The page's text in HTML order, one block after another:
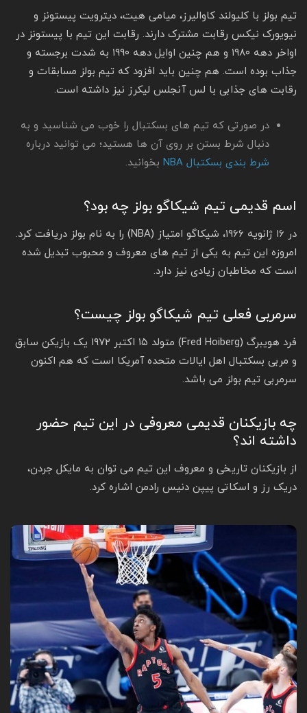
تیم بولز با کلیولند کاوالیرز، میامی هیت، دیترویت پیستونز و
نیویورک نیکس رقابت مشترک دارند. رقابت این تیم با پیستونز در
اواخر دهه ۱۹۸۰ و هم چنین اوایل دهه ۱۹۹۰ به شدت برجسته و
جذاب بوده است. هم چنین باید افزود که تیم بولز مسابقات و
رقابت های جذابی با لس آنجلس لیکرز نیز داشته است.
در صورتی که تیم های بسکتبال را خوب می شناسید و به
دنبال شرط بستن بر روی آن ها هستید؛ می توانید درباره
شرط بندی بسکتبال NBA
بخوانید.
اسم قدیمی تیم شیکاگو بولز چه بود؟
در ۱۶ ژانویه ۱۹۶۶، شیکاگو امتیاز (NBA) را به نام بولز دریافت کرد.
امروزه این تیم به یکی از تیم های معروف و محبوب تبدیل شده
است که مخاطبان زیادی نیز دارد.
سرمربی فعلی تیم شیکاگو بولز چیست؟
فرد هویبرگ (Fred Hoiberg) متولد ۱۵ اکتبر ۱۹۷۲ یک بازیکن سابق
و مربی بسکتبال اهل ایالات متحده آمریکا است که هم اکنون
سرمربی تیم بولز می باشد.
چه بازیکنان قدیمی معروفی در این تیم حضور
داشته اند؟
از بازیکنان تاریخی و معروف این تیم می‌ توان به مایکل جردن،
دریک رز‌ و اسکاتی پیپن دنیس رادمن اشاره کرد.